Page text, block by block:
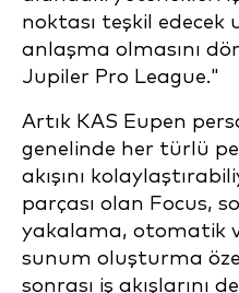
noktası teşkil edecek
anlaşma olmasını
Jupiler Pro League."
Artık KAS Eupen
genelinde her türlü
akışını
parçası olan Focus,
yakalama, otomatik
sunum oluşturma
sonrası iş akışlarını